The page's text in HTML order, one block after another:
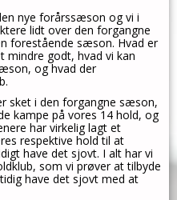
nye forårssæson og vi i
lidt over den forgangne
forestående sæson. Hvad er
mindre godt, hvad vi kan
og hvad der
sket i den forgangne sæson,
kampe på vores 14 hold, og
har virkelig lagt et
respektive hold til at
have det sjovt. I alt har vi
som vi prøver at tilbyde
have det sjovt med at